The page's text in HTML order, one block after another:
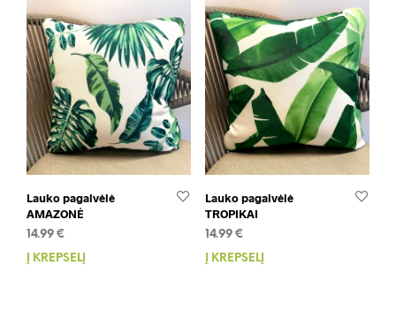
Lauko pagalvėlė
AMAZONĖ
14.99 €
Į KREPŠELĮ
Lauko pagalvėlė
TROPIKAI
14.99 €
Į KREPŠELĮ